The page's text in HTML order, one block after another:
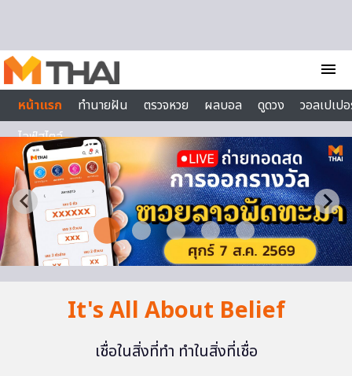
menu
หน้าแรก
ทำนายฝัน ตรวจหวย ผลบอล ดูดวง
วอลเปเป
ไลฟ์สไตล์
It's All About Belief
เชื่อในสิ่งที่ทำ ทำในสิ่งที่เชื่อ